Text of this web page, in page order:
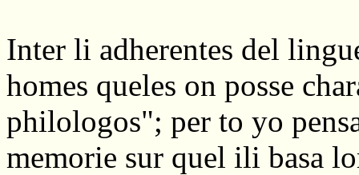
Inter li adherentes del
homes queles on posse
philologos"; per to yo
memorie sur quel ili basa